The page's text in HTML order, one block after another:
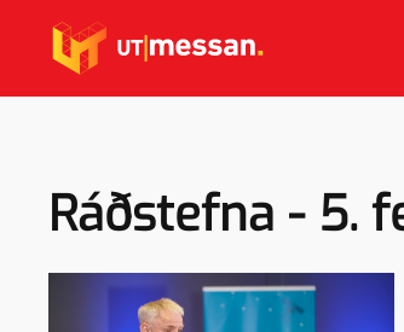
Skip to main content
Ráðstefna - 5.